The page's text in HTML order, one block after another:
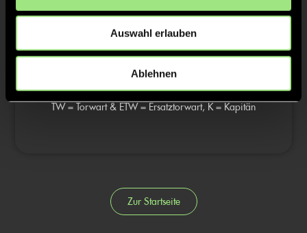
Auswahl erlauben
Ablehnen
TW = Torwart & ETW = Ersatztorwart, K = Kapitän
Zur Startseite